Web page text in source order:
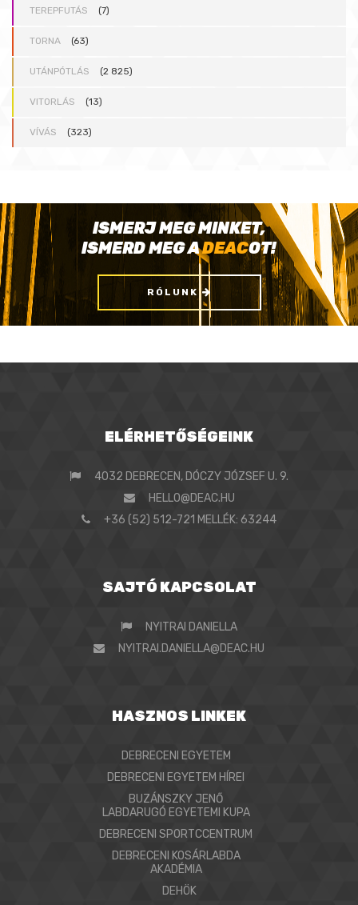
TEREPFUTÁS (7)
TORNA (63)
UTÁNPÓTLÁS (2 825)
VITORLÁS (13)
VÍVÁS (323)
ISMERJ MEG MINKET,
ISMERD MEG ADEACOT!
RÓLUNK
ELÉRHETŐSÉGEINK
4032 DEBRECEN, DÓCZY JÓZSEF U. 9.
HELLO@DEAC.HU
+36 (52) 512-721 MELLÉK: 63244
SAJTÓ KAPCSOLAT
NYITRAI DANIELLA
NYITRAI.DANIELLA@DEAC.HU
HASZNOS LINKEK
DEBRECENI EGYETEM
DEBRECENI EGYETEM HÍREI
BUZÁNSZKY JENŐ
LABDARUGÓ EGYETEMI KUPA
DEBRECENI SPORTCCENTRUM
DEBRECENI KOSÁRLABDA
AKADÉMIA
DEHÖK